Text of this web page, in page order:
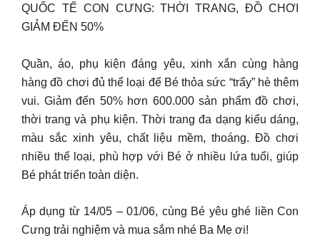
QUỐC TẾ CON CƯNG: THỜI TRANG, ĐỒ CHƠI
GIẢM ĐẾN 50%
Quần, áo, phụ kiện đáng yêu, xinh xắn cùng hàng
hàng đồ chơi đủ thể loại để Bé thỏa sức “trẩy” hè thêm
vui. Giảm đến 50% hơn 600.000 sản phẩm đồ chơi,
thời trang và phụ kiện. Thời trang đa dạng kiểu dáng,
màu sắc xinh yêu, chất liệu mềm, thoáng. Đồ chơi
nhiều thể loại, phù hợp với Bé ở nhiều lứa tuổi, giúp
Bé phát triển toàn diện.
Áp dụng từ 14/05 – 01/06, cùng Bé yêu ghé liền Con
Cưng trải nghiệm và mua sắm nhé Ba Mẹ ơi!